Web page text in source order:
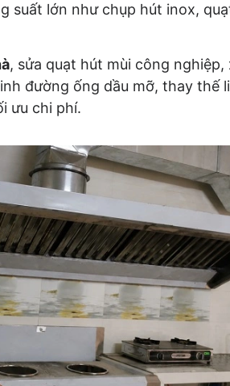
suất lớn như chụp hút inox,
, sửa quạt hút mùi công
đường ống dầu mỡ, thay thế
ưu chi phí.